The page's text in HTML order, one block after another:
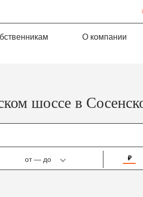
О компании
шоссе в
от—до ₽